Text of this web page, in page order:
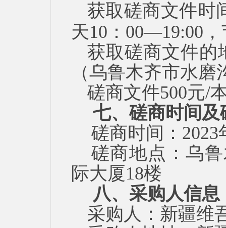
获取磋商文件时
天10：00—19:00
获取磋商文件的
（乌鲁木齐市水
磋商文件500元/
七、磋商时间及
磋商时间： 2023
磋商地点：乌
际大厦18楼
八、采购人信息
采购人：新疆维